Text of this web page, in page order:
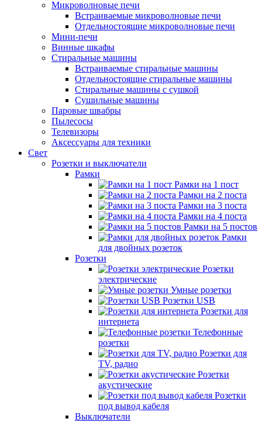
Микроволновые печи
Встраиваемые микроволновые печи
Отдельностоящие микроволновые печи
Мини-печи
Винные шкафы
Стиральные машины
Встраиваемые стиральные машины
Отдельностоящие стиральные машины
Стиральные машины с сушкой
Сушильные машины
Паровые швабры
Пылесосы
Телевизоры
Аксессуары для техники
Свет
Розетки и выключатели
Рамки
Рамки на 1 пост
Рамки на 2 поста
Рамки на 3 поста
Рамки на 4 поста
Рамки на 5 постов
Рамки
для двойных розеток
Розетки
Розетки
электрические
Умные розетки
Розетки USB
Розетки для
интернета
Телефонные
розетки
Розетки для
TV, радио
Розетки
акустические
Розетки
под вывод кабеля
Выключатели